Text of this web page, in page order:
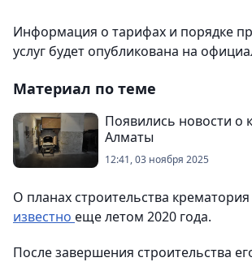
Информация о тарифах и порядке
услуг будет опубликована на
Материал по теме
Появились новости о
Алматы
12:41, 03 ноября 2025
О планах строительства крематория
известно еще летом 2020 года.
После завершения строительства